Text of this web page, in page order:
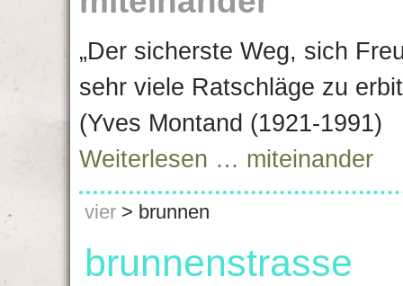
„Der sicherste Weg, sich
sehr viele Ratschläge zu
(Yves Montand (1921-1991)
Weiterlesen … miteinander
vier > brunnen
brunnenstrasse